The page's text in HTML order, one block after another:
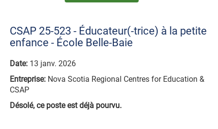
CSAP 25-523 - Éducateur(-trice) à la petite
enfance - École Belle-Baie
Date: 13 janv. 2026
Entreprise: Nova Scotia Regional Centres for Education &
CSAP
Désolé, ce poste est déjà pourvu.